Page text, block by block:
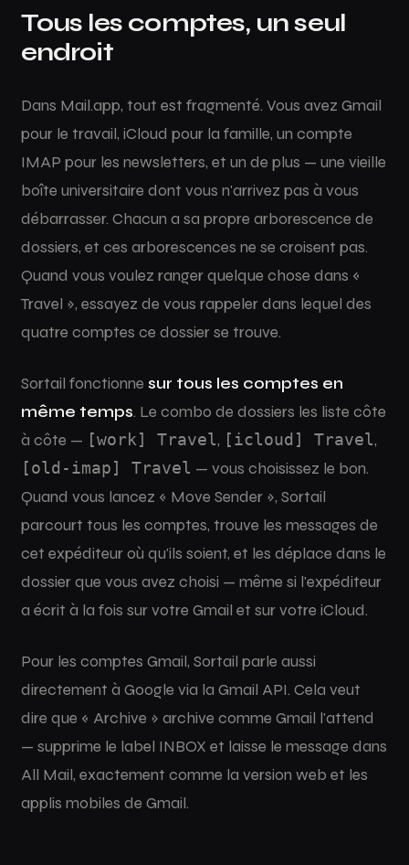
Tous les comptes, un seul
endroit
Dans Mail.app, tout est fragmenté. Vous avez Gmail
pour le travail, iCloud pour la famille, un compte
IMAP pour les newsletters, et un de plus — une vieille
boîte universitaire dont vous n'arrivez pas à vous
débarrasser. Chacun a sa propre arborescence de
dossiers, et ces arborescences ne se croisent pas.
Quand vous voulez ranger quelque chose dans «
Travel », essayez de vous rappeler dans lequel des
quatre comptes ce dossier se trouve.
Sortail fonctionne sur tous les comptes en
même temps. Le combo de dossiers les liste côte
à côte — [work] Travel, [icloud] Travel,
[old-imap] Travel — vous choisissez le bon.
Quand vous lancez « Move Sender », Sortail
parcourt tous les comptes, trouve les messages de
cet expéditeur où qu'ils soient, et les déplace dans le
dossier que vous avez choisi — même si l'expéditeur
a écrit à la fois sur votre Gmail et sur votre iCloud.
Pour les comptes Gmail, Sortail parle aussi
directement à Google via la Gmail API. Cela veut
dire que « Archive » archive comme Gmail l'attend
— supprime le label INBOX et laisse le message dans
All Mail, exactement comme la version web et les
applis mobiles de Gmail.